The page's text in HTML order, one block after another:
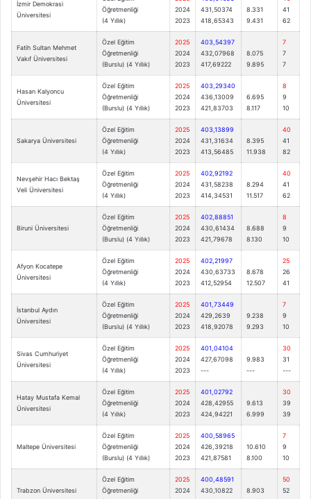
İzmir Demokrasi
Üniversitesi
Öğretmenliği
(4 Yıllık)
2024
2023
431,50374
418,65343
8.331
9.431
41
62
Fatih Sultan Mehmet
Vakıf Üniversitesi
Özel Eğitim
Öğretmenliği
(Burslu) (4 Yıllık)
2025
2024
2023
403,54397
432,07968
417,69222
8.075
9.895
7
7
7
Hasan Kalyoncu
Üniversitesi
Özel Eğitim
Öğretmenliği
(Burslu) (4 Yıllık)
2025
2024
2023
403,29340
436,13009
421,83703
6.695
8.117
8
9
10
Sakarya Üniversitesi
Özel Eğitim
Öğretmenliği
(4 Yıllık)
2025
2024
2023
403,13899
431,31634
413,56485
8.395
11.938
40
41
82
Nevşehir Hacı Bektaş
Veli Üniversitesi
Özel Eğitim
Öğretmenliği
(4 Yıllık)
2025
2024
2023
402,92192
431,58238
414,34531
8.294
11.517
40
41
62
Biruni Üniversitesi
Özel Eğitim
Öğretmenliği
(Burslu) (4 Yıllık)
2025
2024
2023
402,88851
430,61434
421,79678
8.688
8.130
8
9
10
Afyon Kocatepe
Üniversitesi
Özel Eğitim
Öğretmenliği
(4 Yıllık)
2025
2024
2023
402,21997
430,63733
412,52954
8.678
12.507
25
26
41
İstanbul Aydın
Üniversitesi
Özel Eğitim
Öğretmenliği
(Burslu) (4 Yıllık)
2025
2024
2023
401,73449
429,2639
418,92078
9.238
9.293
7
9
10
Sivas Cumhuriyet
Üniversitesi
Özel Eğitim
Öğretmenliği
(4 Yıllık)
2025
2024
2023
401,04104
427,67098
---
9.983
---
30
31
---
Hatay Mustafa Kemal
Üniversitesi
Özel Eğitim
Öğretmenliği
(4 Yıllık)
2025
2024
2023
401,02792
428,42955
424,94221
9.613
6.999
30
39
39
Maltepe Üniversitesi
Özel Eğitim
Öğretmenliği
(Burslu) (4 Yıllık)
2025
2024
2023
400,58965
426,39218
421,87581
10.610
8.100
7
9
10
Trabzon Üniversitesi
Özel Eğitim
Öğretmenliği
2025
2024
400,48591
430,10822
8.903
50
52